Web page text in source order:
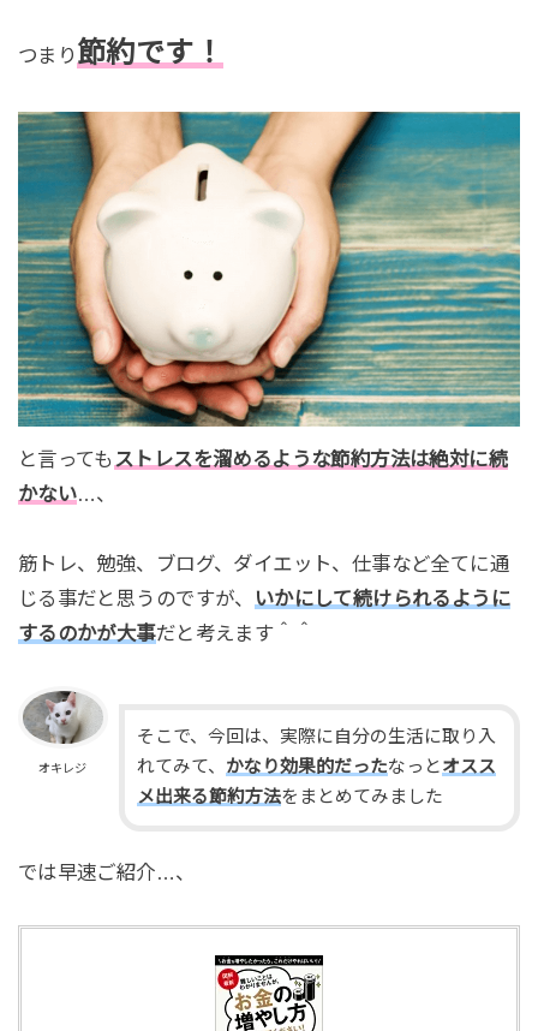
つまり 節約です！
と言っても ストレスを溜めるような節約方法は絶対に続
かない…、
筋トレ、勉強、ブログ、ダイエット、仕事など全てに通
じる事だと思うのですが、
いかにして続けられるように
するのかが大事だと考えます＾＾
オキレジ
そこで、今回は、実際に自分の生活に取り入
れてみて、 かなり効果的だったなっとオスス
メ出来る節約方法をまとめてみました
では早速ご紹介…、